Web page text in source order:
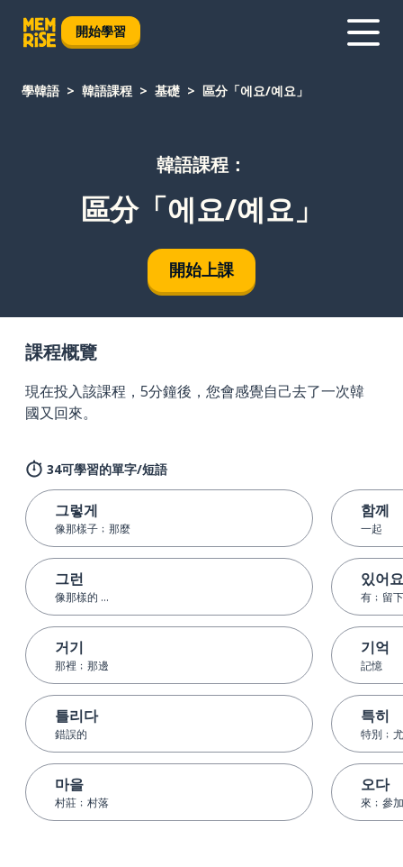
開始學習
學韓語 韓語課程 基礎 區分「에요/예요」
韓語課程：
區分「에요/예요」
開始上課
課程概覽
現在投入該課程，5分鐘後，您會感覺自己去了一次韓
國又回來。
34可學習的單字/短語
그렇게
像那樣子﹔那麼
그런
像那樣的 ...
거기
那裡﹔那邊
틀리다
錯誤的
마을
村莊﹔村落
함께
一起
있어요
有﹔留
기억
記憶
특히
特別﹔
오다
來﹔參加